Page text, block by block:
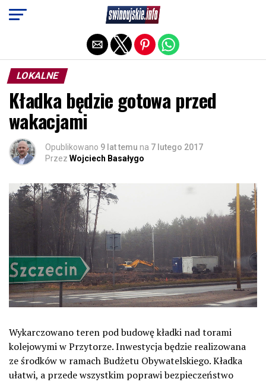
LOKALNE
Kładka będzie gotowa przed
wakacjami
Opublikowano 9 lat temu na 7 lutego 2017
Przez Wojciech Basałygo
Wykarczowano teren pod budowę kładki nad torami
kolejowymi w Przytorze. Inwestycja będzie realizowana
ze środków w ramach Budżetu Obywatelskiego. Kładka
ułatwi, a przede wszystkim poprawi bezpieczeństwo
Exit mobile version